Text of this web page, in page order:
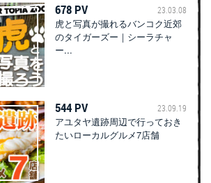
678 PV 23.03.08
虎と写真が撮れるバンコク近郊
のタイガーズー｜シーラチャ
ー...
544 PV 23.09.19
アユタヤ遺跡周辺で行っておき
たいローカルグルメ7店舗